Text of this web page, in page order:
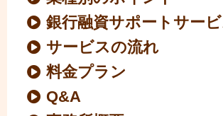
銀行融資サポートサー
サービスの流れ
料金プラン
Q&A